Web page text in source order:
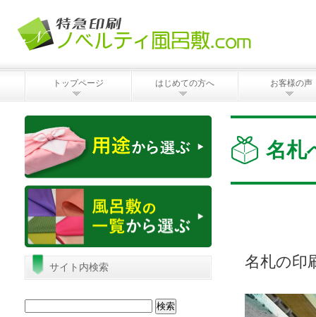
トップページ はじめての方へ お客様の声
名札
名札の印
サイト内検索